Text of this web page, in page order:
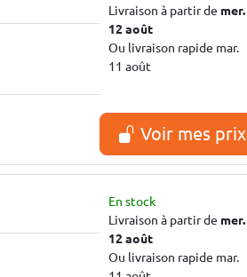
Livraison à partir de mer.
12 août
Ou livraison rapide mar.
11 août
Voir mes prix
En stock
Livraison à partir de mer.
12 août
Ou livraison rapide mar.